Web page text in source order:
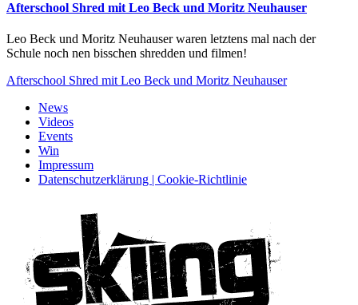
Afterschool Shred mit Leo Beck und Moritz Neuhauser
Leo Beck und Moritz Neuhauser waren letztens mal nach der
Schule noch nen bisschen shredden und filmen!
Afterschool Shred mit Leo Beck und Moritz Neuhauser
News
Videos
Events
Win
Impressum
Datenschutzerklärung | Cookie-Richtlinie